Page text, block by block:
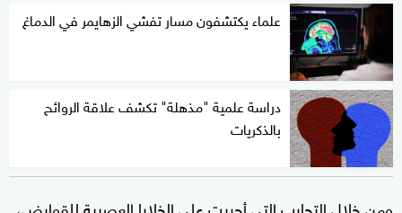
علماء يكتشفون مسار تفشي الزهايمر في الدماغ
دراسة علمية "مذهلة" تكشف علاقة الروائح
بالذكريات
ومن خلال التجارب التي أجريت على الخلايا العصبية للقوارض،